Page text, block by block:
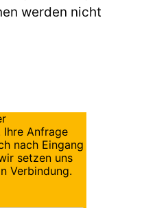
werden nicht
Ihre Anfrage
nach Eingang
setzen uns
Verbindung.